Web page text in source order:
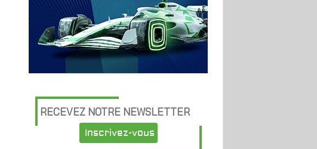
RECEVEZ NOTRE NEWSLETTER
Inscrivez-vous